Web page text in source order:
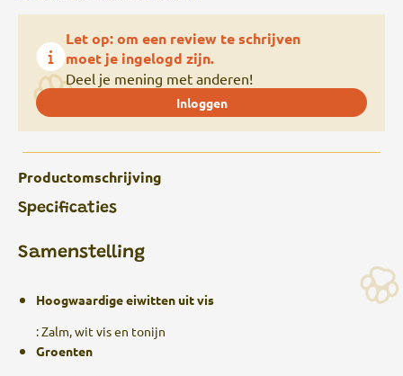
Let op: om een review te schrijven
moet je ingelogd zijn.
Deel je mening met anderen!
Inloggen
Productomschrijving
Specificaties
Samenstelling
Hoogwaardige eiwitten uit vis
: Zalm, wit vis en tonijn
Groenten